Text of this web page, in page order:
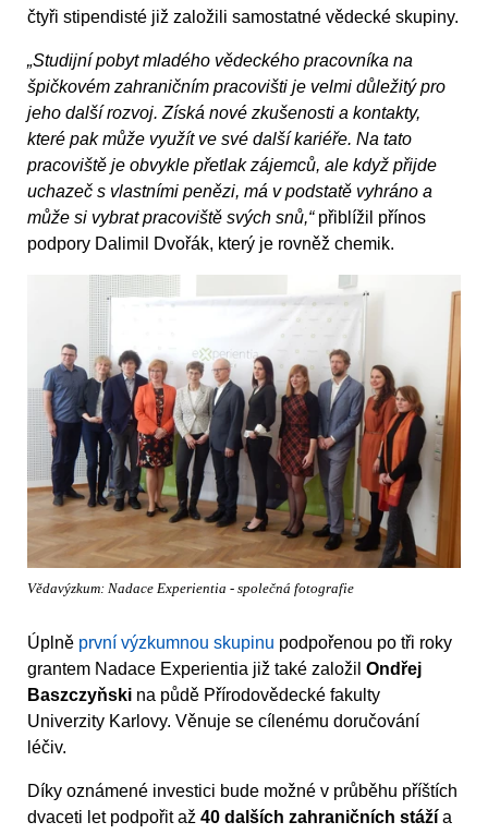
čtyři stipendisté již založili samostatné vědecké skupiny.
„Studijní pobyt mladého vědeckého pracovníka na
špičkovém zahraničním pracovišti je velmi důležitý pro
jeho další rozvoj. Získá nové zkušenosti a kontakty,
které pak může využít ve své další kariéře. Na tato
pracoviště je obvykle přetlak zájemců, ale když přijde
uchazeč s vlastními penězi, má v podstatě vyhráno a
může si vybrat pracoviště svých snů,“přiblížil přínos
podpory Dalimil Dvořák, který je rovněž chemik.
Vědavýzkum: Nadace Experientia - společná fotografie
Úplně první výzkumnou skupinu podpořenou po tři roky
grantem Nadace Experientia již také založil Ondřej
Baszczyňski na půdě Přírodovědecké fakulty
Univerzity Karlovy. Věnuje se cílenému doručování
léčiv.
Díky oznámené investici bude možné v průběhu příštích
dvaceti let podpořit až 40 dalších zahraničních stáží a